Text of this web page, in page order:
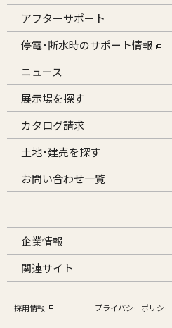
アフターサポート
停電・断水時のサポート情報
ニュース
展示場を探す
カタログ請求
土地・建売を探す
お問い合わせ一覧
企業情報
関連サイト
採用情報 プライバシーポリシー